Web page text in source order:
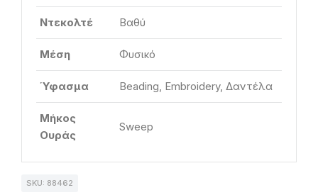
Ντεκολτέ Βαθύ
Μέση Φυσικό
Ύφασμα Beading, Embroidery, Δαντέλα
Μήκος
Ουράς
Sweep
SKU: 88462